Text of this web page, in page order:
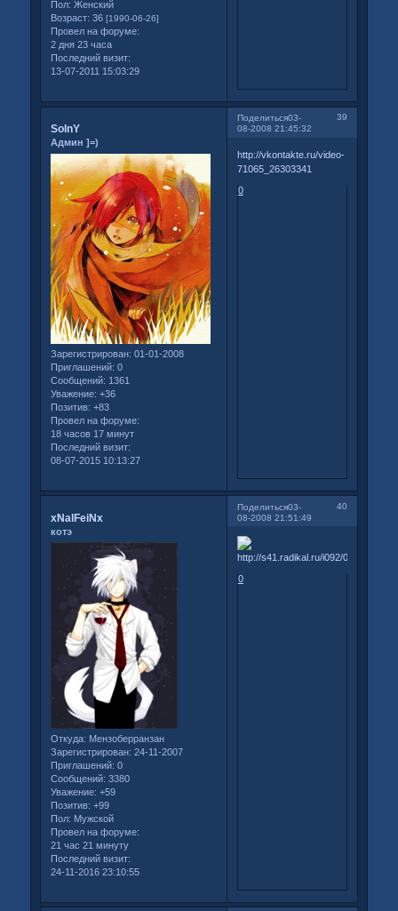
Пол: Женский
Возраст: 36 [1990-06-26]
Провел на форуме:
2 дня 23 часа
Последний визит:
13-07-2011 15:03:29
Поделиться 39
03-
08-2008 21:45:32
SolnY
Админ ]=)
Зарегистрирован: 01-01-2008
Приглашений: 0
Сообщений: 1361
Уважение: +36
Позитив: +83
Провел на форуме:
18 часов 17 минут
Последний визит:
08-07-2015 10:13:27
http://vkontakte.ru/video-
71065_26303341
0
Поделиться 40
03-
08-2008 21:51:49
xNalFeiNx
котэ
Откуда: Мензоберранзан
Зарегистрирован: 24-11-2007
Приглашений: 0
Сообщений: 3380
Уважение: +59
Позитив: +99
Пол: Мужской
Провел на форуме:
21 час 21 минуту
Последний визит:
24-11-2016 23:10:55
0